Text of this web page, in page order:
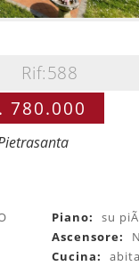
Rif:588
780.000
Piano:
su
Ascensore:
Cucina: